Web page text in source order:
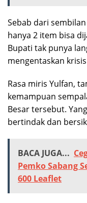
Sebab dari
hanya 2 item bisa
Bupati tak punya
mengentaskan krisis
Rasa miris Yulfan,
kemampuan
Besar tersebut.
bertindak dan
BACA JUGA...
Pemko Sabang
600 Leaflet